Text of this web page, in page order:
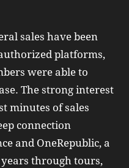
sales have been
platforms,
were able to
The strong interest
minutes of sales
connection
and OneRepublic, a
through tours,